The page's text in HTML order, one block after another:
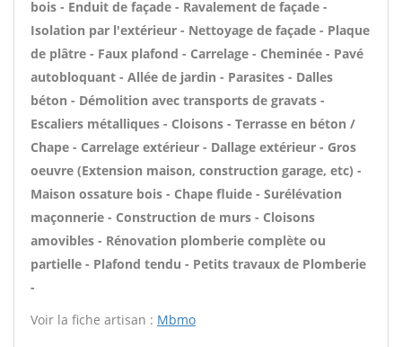
bois - Enduit de façade - Ravalement de façade -
Isolation par l'extérieur - Nettoyage de façade - Plaque
de plâtre - Faux plafond - Carrelage - Cheminée - Pavé
autobloquant - Allée de jardin - Parasites - Dalles
béton - Démolition avec transports de gravats -
Escaliers métalliques - Cloisons - Terrasse en béton /
Chape - Carrelage extérieur - Dallage extérieur - Gros
oeuvre (Extension maison, construction garage, etc) -
Maison ossature bois - Chape fluide - Surélévation
maçonnerie - Construction de murs - Cloisons
amovibles - Rénovation plomberie complète ou
partielle - Plafond tendu - Petits travaux de Plomberie
-
Voir la fiche artisan : Mbmo